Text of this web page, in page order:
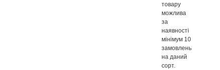
товару
можлива
за
наявності
мінімум 10
замовлень
на даний
сорт.